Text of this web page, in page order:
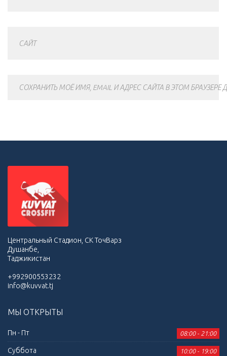
САЙТ
СОХРАНИТЬ МОЁ ИМЯ, EMAIL И АДРЕС САЙТА В ЭТОМ
Центральный Стадион, СК ТочВарз
Душанбе,
Таджикистан
+992900553232
info@kuvvat.tj
МЫ ОТКРЫТЫ
Пн - Пт 08:00 - 21:00
Суббота 10:00 - 19:00